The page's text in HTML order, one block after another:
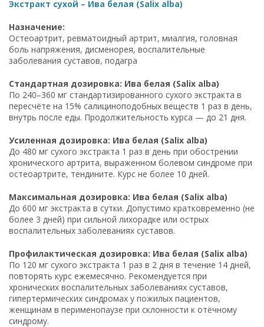
Экстракт сухой – Ива белая (Salix alba)
Назначение:
Остеоартрит, ревматоидный артрит, миалгия, головная
боль напряжения, дисменорея, воспалительные
заболевания суставов, подагра
Стандартная дозировка: Ива белая (Salix alba)
По 240–360 мг стандартизированного сухого экстракта в
пересчёте на 15% салициноподобных веществ 1 раз в день,
внутрь после еды. Продолжительность курса — до 21 дня.
Усиленная дозировка: Ива белая (Salix alba)
До 480 мг сухого экстракта 1 раз в день при обострении
хронического артрита, выраженном болевом синдроме при
остеоартрите, тендините. Курс не более 10 дней.
Максимальная дозировка: Ива белая (Salix alba)
До 600 мг экстракта в сутки. Допустимо кратковременно (не
более 3 дней) при сильной лихорадке или острых
воспалительных заболеваниях суставов.
Профилактическая дозировка: Ива белая (Salix alba)
По 120 мг сухого экстракта 1 раз в 2 дня в течение 14 дней,
повторять курс ежемесячно. Рекомендуется при
хронических воспалительных заболеваниях суставов,
гипертермических синдромах у пожилых пациентов,
женщинам в перименопаузе при склонности к отёчному
синдрому.